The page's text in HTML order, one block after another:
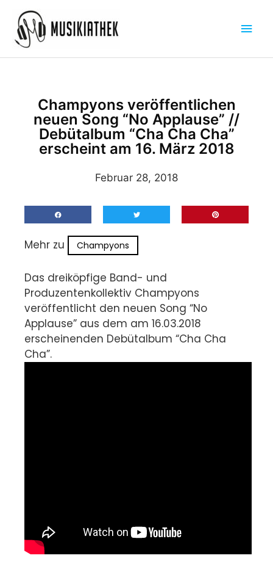
Inhalt
springen
Champyons veröffentlichen
neuen Song “No Applause” //
Debütalbum “Cha Cha Cha”
erscheint am 16. März 2018
Februar 28, 2018
Mehr zu Champyons
Das dreiköpfige Band- und
Produzentenkollektiv Champyons
veröffentlicht den neuen Song “No
Applause” aus dem am 16.03.2018
erscheinenden Debütalbum “Cha Cha
Cha”.